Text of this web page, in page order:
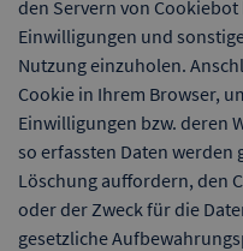
den Servern von
Einwilligungen und
Nutzung einzuholen.
Cookie in Ihrem Browser,
Einwilligungen bzw. deren
so erfassten Daten werden
Löschung auffordern, den
oder der Zweck für die
gesetzliche